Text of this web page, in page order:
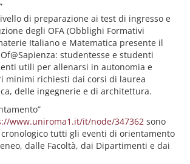
di preparazione ai test di ingresso e
degli OFA (Obblighi Formativi
Italiano e Matematica presente il
studentesse e studenti
utili per allenarsi in autonomia e
minimi richiesti dai corsi di laurea
delle ingegnerie e di architettura.
www.uniroma1.it/it/node/347362 sono
tutti gli eventi di orientamento
dalle Facoltà, dai Dipartimenti e dai